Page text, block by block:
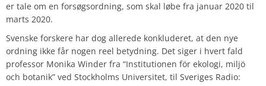
er tale om en forsøgsordning, som skal løbe fra januar 2020 til
marts 2020.
Svenske forskere har dog allerede konkluderet, at den nye
ordning ikke får nogen reel betydning. Det siger i hvert fald
professor Monika Winder fra “Institutionen för ekologi, miljö
och botanik” ved Stockholms Universitet, til Sveriges Radio: